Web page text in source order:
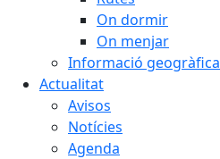
On dormir
On menjar
Informació geogràfica
Actualitat
Avisos
Notícies
Agenda